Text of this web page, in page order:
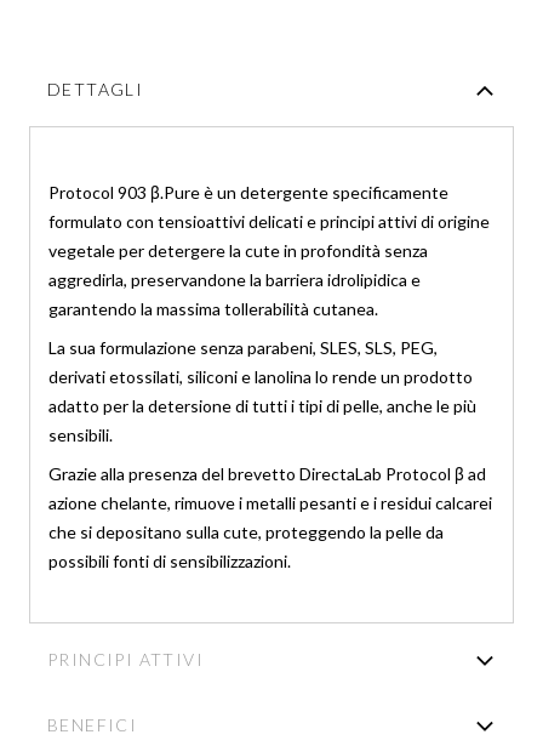
DETTAGLI
Protocol 903 β.Pure è un detergente specificamente
formulato con tensioattivi delicati e principi attivi di origine
vegetale per detergere la cute in profondità senza
aggredirla, preservandone la barriera idrolipidica e
garantendo la massima tollerabilità cutanea.
La sua formulazione senza parabeni, SLES, SLS, PEG,
derivati etossilati, siliconi e lanolina lo rende un prodotto
adatto per la detersione di tutti i tipi di pelle, anche le più
sensibili.
Grazie alla presenza del brevetto DirectaLab Protocol β ad
azione chelante, rimuove i metalli pesanti e i residui calcarei
che si depositano sulla cute, proteggendo la pelle da
possibili fonti di sensibilizzazioni.
PRINCIPI ATTIVI
BENEFICI